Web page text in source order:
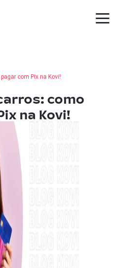
com Pix na Kovi!
como
na Kovi!